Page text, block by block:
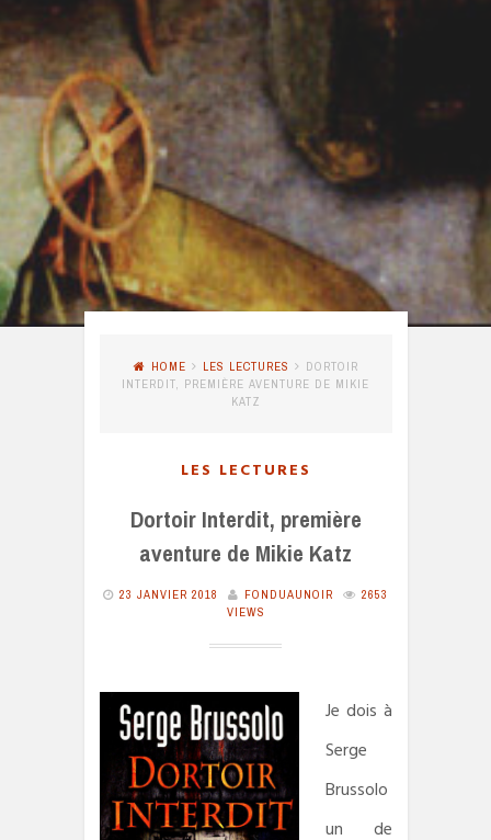
HOME LES LECTURES
DORTOIR
INTERDIT, PREMIÈRE AVENTURE DE MIKIE
KATZ
LES LECTURES
Dortoir Interdit, première
aventure de Mikie Katz
23 JANVIER 2018 FONDUAUNOIR
2653
VIEWS
Je dois à
Serge
Brussolo
un de